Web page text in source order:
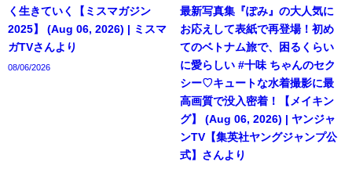
く生きていく【ミスマガジン
2025】 (Aug 06, 2026) | ミスマ
ガTVさんより
08/06/2026
最新写真集『ぽみ』の大人気に
お応えして表紙で再登場！初め
てのベトナム旅で、困るくらい
に愛らしい #十味 ちゃんのセク
シー♡キュートな水着撮影に最
高画質で没入密着！【メイキン
グ】 (Aug 06, 2026) | ヤンジャ
ンTV【集英社ヤングジャンプ公
式】さんより